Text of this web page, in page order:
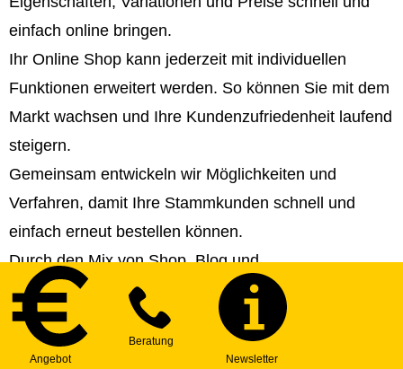
einfach online bringen.
Ihr Online Shop kann jederzeit mit individuellen
Funktionen erweitert werden. So können Sie mit dem
Markt wachsen und Ihre Kundenzufriedenheit laufend
steigern.
Gemeinsam entwickeln wir Möglichkeiten und
Verfahren, damit Ihre Stammkunden schnell und
einfach erneut bestellen können.
Durch den Mix von Shop, Blog und
Informationsseiten können Sie Ihren Online Shop
perfekt an die Marktanforderungen anpassen und ein
Top-Ranking erreichen. Wir helfen Ihnen bei der